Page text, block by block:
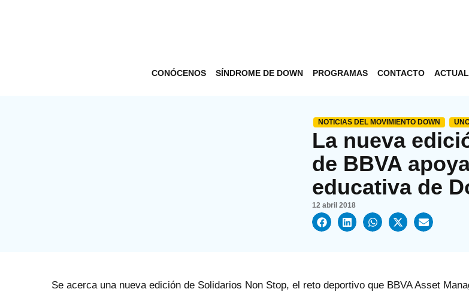
CONÓCENOS SÍNDROME DE DOWN PROGRAMAS CONTACTO
NOTICIAS DEL MOVIMIENTO DOWN
La nueva
de BBVA
educativa de
12 abril 2018
Se acerca una nueva edición de Solidarios Non Stop, el reto deportivo que BBVA Asset